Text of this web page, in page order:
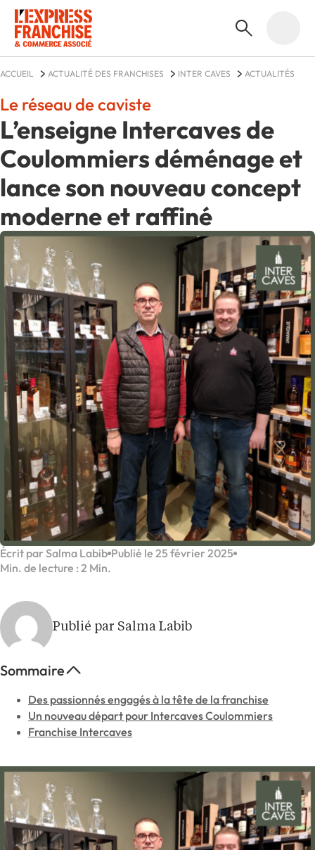
ACCUEIL ACTUALITÉ DES FRANCHISES INTER CAVES ACTUALITÉS
L’enseigne Intercaves de
Coulommiers déménage et
lance son nouveau concept
moderne et raffiné
Le réseau de caviste
Écrit par Salma Labib Publié le 25 février 2025
Min. de lecture : 2 Min.
Publié par Salma Labib
Sommaire
Des passionnés engagés à la tête de la franchise
Un nouveau départ pour Intercaves Coulommiers
Franchise Intercaves